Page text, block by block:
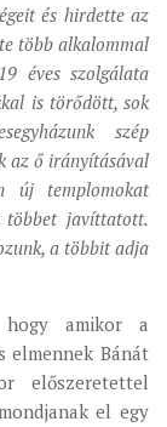
és hirdette az
több alkalommal
éves szolgálata
is törődött, sok
szép
az ő irányításával
új templomokat
többet javíttatott.
a többit adja
amikor a
elmennek Bánát
előszeretettel
el egy